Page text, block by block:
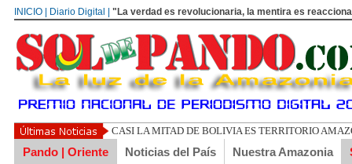
INICIO | Diario Digital | "La verdad es revolucionaria, la mentira es
UN LIBERTARIO L
Pando | Oriente Noticias del País Nuestra Amazonia